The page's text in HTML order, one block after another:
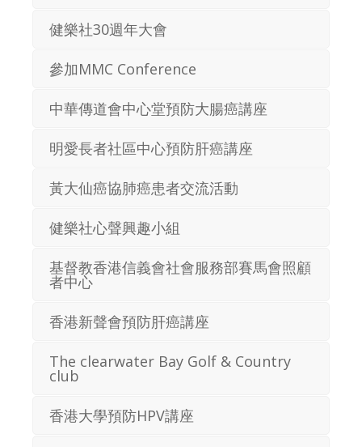
健樂社30週年大會
參加MMC Conference
中華傳道會中心堂預防大腸癌講座
明愛長者社區中心預防肝癌講座
黃大仙癌協肺癌患者交流活動
健樂社心聲興趣小組
基督教香港信義會社會服務部賽馬會照顧
者中心
香港新聲會預防肝癌講座
The clearwater Bay Golf & Country
club
香港大學預防HPV講座